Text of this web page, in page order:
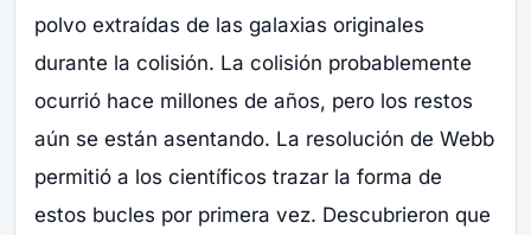
polvo extraídas de las galaxias originales
durante la colisión. La colisión probablemente
ocurrió hace millones de años, pero los restos
aún se están asentando. La resolución de Webb
permitió a los científicos trazar la forma de
estos bucles por primera vez. Descubrieron que